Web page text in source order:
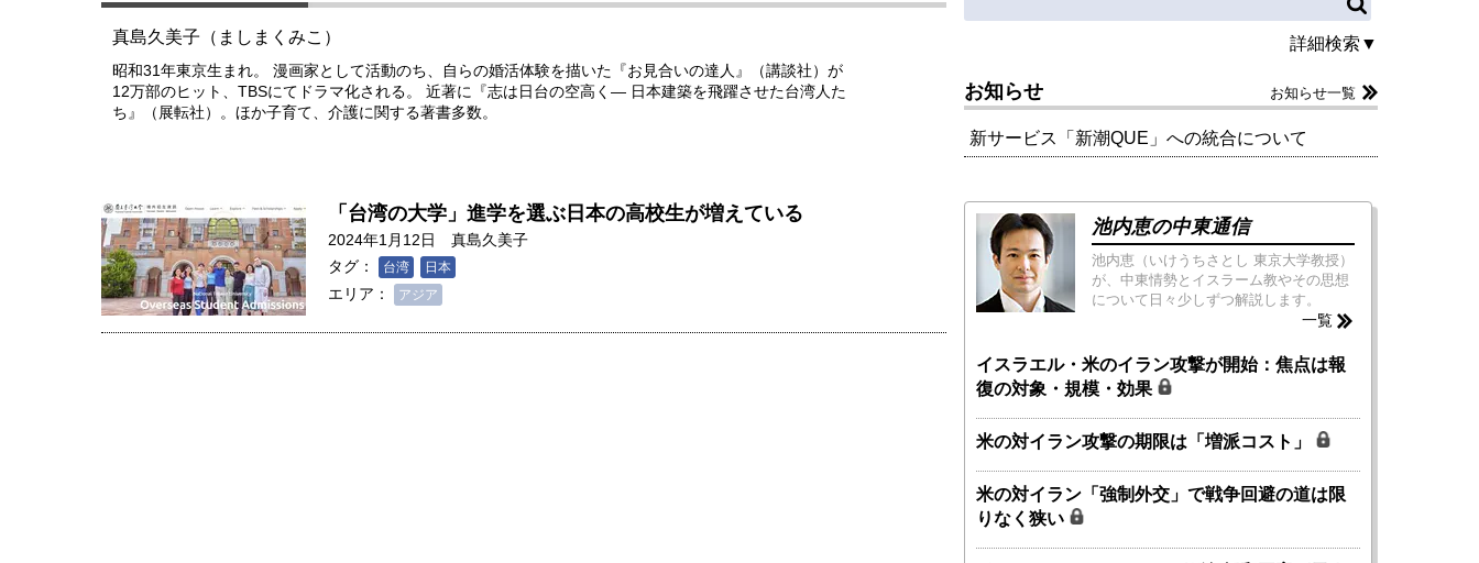
真島久美子（ましまくみこ）
昭和31年東京生まれ。 漫画家として活動のち、自らの婚活体験を描いた『お見合いの達人』（講談社）が
12万部のヒット、TBSにてドラマ化される。 近著に『志は日台の空高く― 日本建築を飛躍させた台湾人た
ち』（展転社）。ほか子育て、介護に関する著書多数。
「台湾の大学」進学を選ぶ日本の高校生が増えている
2024年1月12日
真島久美子
タグ：
台湾 日本
エリア： アジア
詳細検索▼
お知らせ お知らせ一覧
新サービス「新潮QUE」への統合について
池内恵の中東通信
池内恵（いけうちさとし 東京大学教授）
が、中東情勢とイスラーム教やその思想
について日々少しずつ解説します。
一覧
イスラエル・米のイラン攻撃が開始：焦点は報
復の対象・規模・効果
米の対イラン攻撃の期限は「増派コスト」
米の対イラン「強制外交」で戦争回避の道は限
りなく狭い